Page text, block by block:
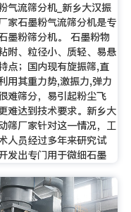
气流筛分机_新乡大汉振
家石墨粉气流筛分机是专
墨粉筛分机。 石墨粉物
附、粒径小、质轻、易悬
点；国内现有旋振筛,直
用其重力势,激振力,弹力
难筛分，易引起粉尘飞
难达到技术要求。新乡大
筛厂家针对这一情况，工
人员经过多年来研究试
发出专门用于微细石墨